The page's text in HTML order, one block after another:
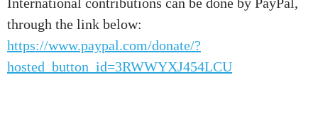
through the link below:
https://www.paypal.com/donate/?
hosted_button_id=3RWWYXJ454LCU